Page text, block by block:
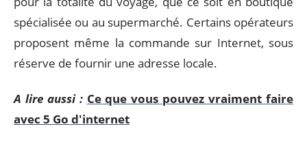
spécialisée ou au supermarché. Certains opérateurs
proposent même la commande sur Internet, sous
réserve de fournir une adresse locale.
A lire aussi : Ce que vous pouvez vraiment faire
avec 5 Go d'internet